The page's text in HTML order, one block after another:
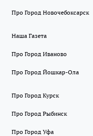
Про Город Новочебоксарск
Наша Газета
Про Город Иваново
Про Город Йошкар-Ола
Про Город Курск
Про Город Рыбинск
Про Город Уфа